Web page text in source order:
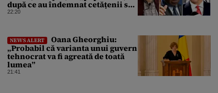
după ce au îndemnat cetățenii să
reducă consumul energetic
22:20
NEWS ALERT
Oana Gheorghiu:
„Probabil că varianta unui guvern
tehnocrat va fi agreată de toată
lumea”
21:41